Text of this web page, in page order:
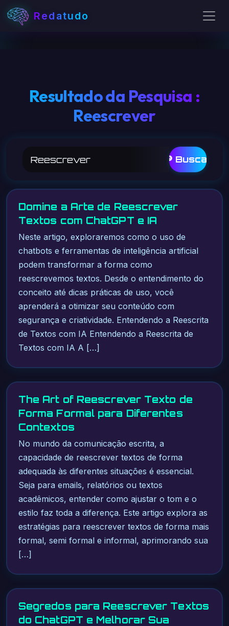
Redatudo
Resultado da Pesquisa :
Reescrever
🔎 Buscar
Domine a Arte de Reescrever
Textos com ChatGPT e IA
Neste artigo, exploraremos como o uso de
chatbots e ferramentas de inteligência artificial
podem transformar a forma como
reescrevemos textos. Desde o entendimento do
conceito até dicas práticas de uso, você
aprenderá a otimizar seu conteúdo com
segurança e criatividade. Entendendo a Reescrita
de Textos com IA Entendendo a Reescrita de
Textos com IA A […]
The Art of Reescrever Texto de
Forma Formal para Diferentes
Contextos
No mundo da comunicação escrita, a
capacidade de reescrever textos de forma
adequada às diferentes situações é essencial.
Seja para emails, relatórios ou textos
acadêmicos, entender como ajustar o tom e o
estilo faz toda a diferença. Este artigo explora as
estratégias para reescrever textos de forma mais
formal, semi formal e informal, aprimorando sua
[…]
Segredos para Reescrever Textos
do ChatGPT e Melhorar Sua